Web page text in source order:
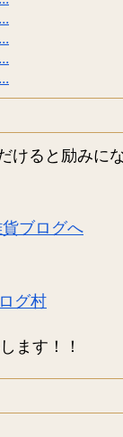
けると励みに
グ村
ます！！